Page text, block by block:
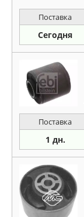
Поставка
Сегодня
Поставка
1 дн.